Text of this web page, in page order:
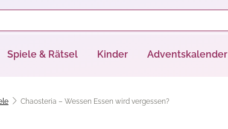
Spiele & Rätsel Kinder Adventskalender
Chaosteria – Wessen Essen wird vergessen?